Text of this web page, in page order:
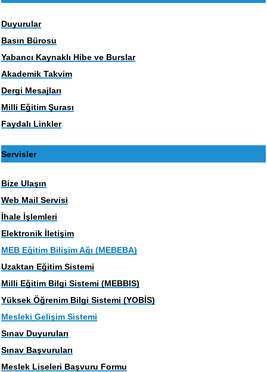
Duyurular
Basın Bürosu
Yabancı Kaynaklı Hibe ve Burslar
Akademik Takvim
Dergi Mesajları
Milli Eğitim Şurası
Faydalı Linkler
Servisler
Bize Ulaşın
Web Mail Servisi
İhale İşlemleri
Elektronik İletişim
MEB Eğitim Bilişim Ağı (MEBEBA)
Uzaktan Eğitim Sistemi
Milli Eğitim Bilgi Sistemi (MEBBIS)
Yüksek Öğrenim Bilgi Sistemi (YOBİS)
Mesleki Gelişim Sistemi
Sınav Duyuruları
Sınav Başvuruları
Meslek Liseleri Başvuru Formu